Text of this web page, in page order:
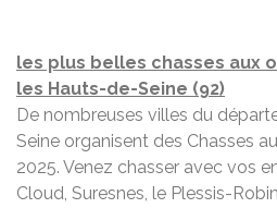
les plus belles chasses aux
les Hauts-de-Seine (92)
De nombreuses villes du
Seine organisent des Chasses
2025. Venez chasser avec vos
Cloud, Suresnes, le Plessis-